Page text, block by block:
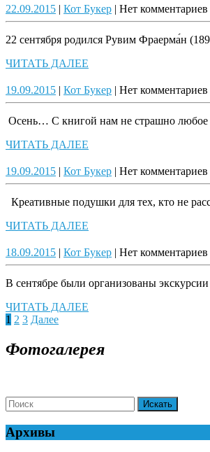
22.09.201522.09.2015
| Кот БукерКот
Букер
| Нет комментариев
22 сентября родился Рувим Фраерма́н
ЧИТАТЬ ДАЛЕЕ
19.09.201519.09.2015
| Кот БукерКот
Букер
| Нет комментариев
Осень… С книгой нам не страшно любое
ЧИТАТЬ ДАЛЕЕ
19.09.201519.09.2015
| Кот БукерКот
Букер
| Нет комментариев
Креативные подушки для тех, кто не
ЧИТАТЬ ДАЛЕЕ
18.09.201518.09.2015
| Кот БукерКот
Букер
| Нет комментариев
В сентябре были организованы
ЧИТАТЬ ДАЛЕЕ
Навигация
по
записям
1 2 3 Далее
Фотогалерея
Search
for:
Архивы